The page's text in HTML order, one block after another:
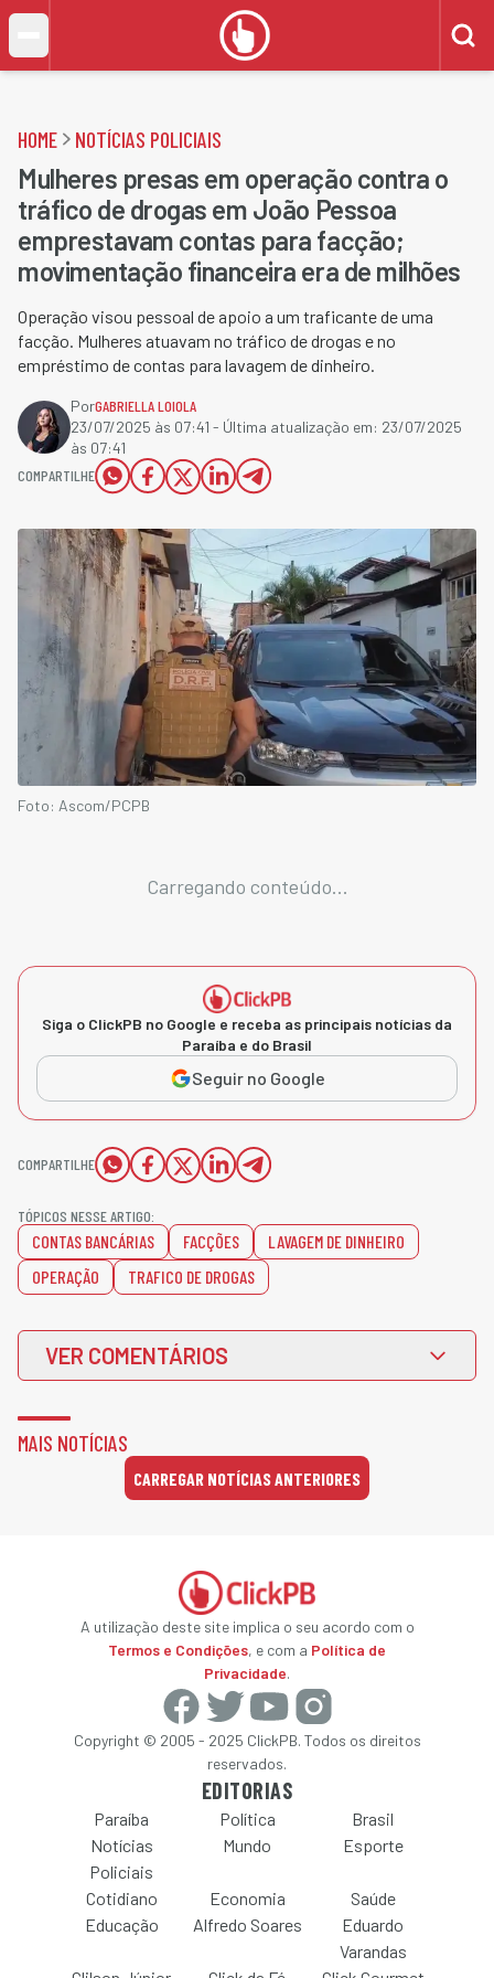
HOME NOTÍCIAS POLICIAIS
Mulheres presas em operação contra o
tráfico de drogas em João Pessoa
emprestavam contas para facção;
movimentação financeira era de milhões
Operação visou pessoal de apoio a um traficante de uma
facção. Mulheres atuavam no tráfico de drogas e no
empréstimo de contas para lavagem de dinheiro.
PorGABRIELLA LOIOLA
23/07/2025 às 07:41 - Última atualização em: 23/07/2025
às 07:41
COMPARTILHE
Foto: Ascom/PCPB
Carregando conteúdo...
Siga o ClickPB no Google e receba as principais notícias da
Paraíba e do Brasil
Seguir no Google
COMPARTILHE
TÓPICOS NESSE ARTIGO:
CONTAS BANCÁRIAS FACÇÕES
LAVAGEM DE DINHEIRO
OPERAÇÃO
TRAFICO DE DROGAS
VER COMENTÁRIOS
MAIS NOTÍCIAS
CARREGAR NOTÍCIAS ANTERIORES
A utilização deste site implica o seu acordo com o
Termos e Condições, e com a Política de
Privacidade.
Copyright © 2005 - 2025 ClickPB. Todos os direitos
reservados.
EDITORIAS
Paraíba Política
Brasil
Notícias
Policiais
Mundo Esporte
Cotidiano Economia
Saúde
Educação
Alfredo Soares
Eduardo
Varandas